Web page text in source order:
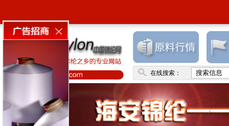
在线搜索：